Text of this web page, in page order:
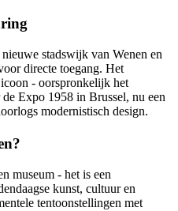
stadswijk van Wenen en
directe toegang. Het
- oorspronkelijk het
Expo 1958 in Brussel, nu een
modernistisch design.
museum - het is een
kunst, cultuur en
tentoonstellingen met